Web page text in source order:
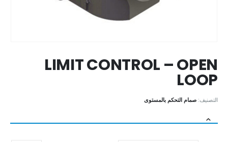
LIMIT CONTROL – OPEN
LOOP
التصنيف: صمام التحكم بالمستوى